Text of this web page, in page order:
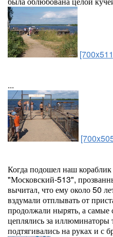
...
Когда подошел наш
"Московский-513",
вычитал, что ему около 50
вздумали отплывать от
продолжали нырять, а
цеплялись за иллюминаторы
подтягивались на руках и с